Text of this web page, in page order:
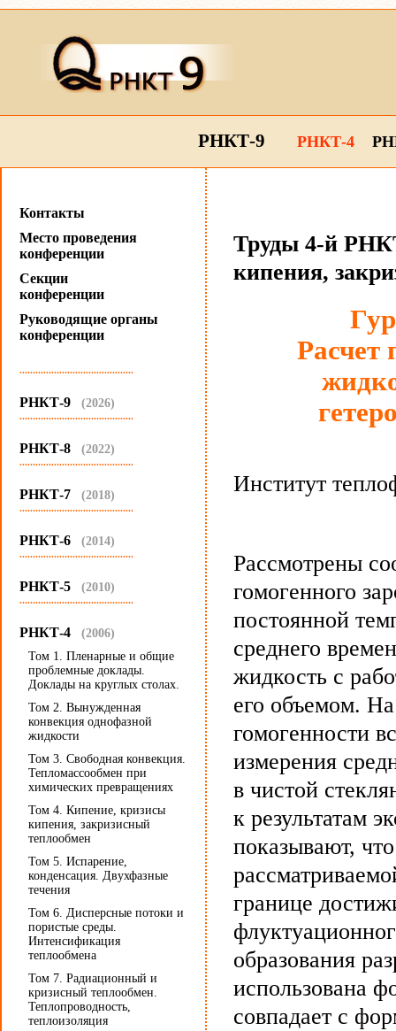
РНКТ-9 РНКТ-4
Контакты
Место проведения
конференции
Секции
конференции
Руководящие органы
конференции
...........................................
РНКТ-9 (2026)
...........................................
РНКТ-8 (2022)
...........................................
РНКТ-7 (2018)
...........................................
РНКТ-6 (2014)
...........................................
РНКТ-5 (2010)
...........................................
РНКТ-4 (2006)
Том 1. Пленарные и общие
проблемные доклады.
Доклады на круглых столах.
Том 2. Вынужденная
конвекция однофазной
жидкости
Том 3. Свободная конвекция.
Тепломассообмен при
химических превращениях
Том 4. Кипение, кризисы
кипения, закризисный
теплообмен
Том 5. Испарение,
конденсация. Двухфазные
течения
Том 6. Дисперсные потоки и
пористые среды.
Интенсификация
теплообмена
Том 7. Радиационный и
кризисный теплообмен.
Теплопроводность,
теплоизоляция
Труды 4-й
кипения,
Расчет
Институт
Рассмотрены
гомогенного
постоянной
среднего
жидкость с
его объемом.
гомогенности
измерения
в чистой
к результатам
показывают,
границе
образования
использована
совпадает с